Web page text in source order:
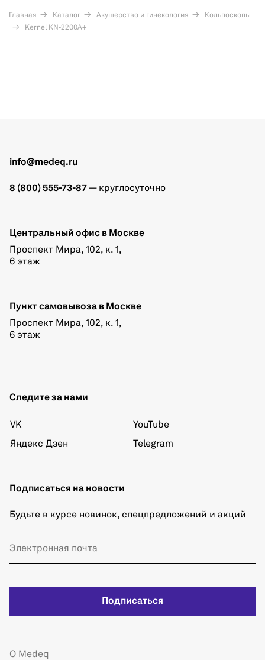
Главная Каталог Акушерство и гинекология
Кольпоскопы
Kernel KN-2200A+
info@medeq.ru
8 (800) 555-73-87 — круглосуточно
Центральный офис в Москве
Проспект Мира, 102, к. 1,
6 этаж
Пункт самовывоза в Москве
Проспект Мира, 102, к. 1,
6 этаж
Следите за нами
VK
Яндекс Дзен
YouTube
Telegram
Подписаться на новости
Будьте в курсе новинок, спецпредложений и акций
Подписаться
О Medeq